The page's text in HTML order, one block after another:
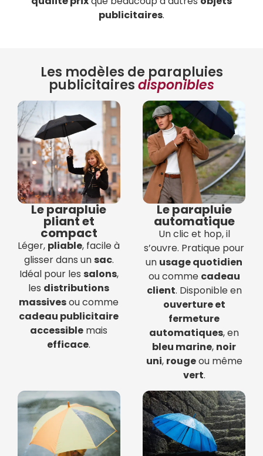
publicitaires.
Les modèles de parapluies
publicitairesdisponibles
Le parapluie
pliant et
compact
Léger, pliable, facile à
glisser dans un sac.
Idéal pour les salons,
les distributions
massivesou comme
cadeau publicitaire
accessible mais
efficace.
Le parapluie
automatique
Un clic et hop, il
s’ouvre. Pratique pour
un usage quotidien
ou comme cadeau
client. Disponible en
ouverture et
fermeture
automatiques, en
bleu marine, noir
uni, rougeou même
vert.